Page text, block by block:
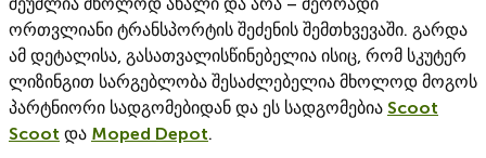
ორთვლიანი ტრანსპორტის შეძენის შემთხვევაში. გარდა
ამ დეტალისა, გასათვალისწინებელია ისიც, რომ სკუტერ
ლიზინგით სარგებლობა შესაძლებელია მხოლოდ მოგოს
პარტნიორი სადგომებიდან და ეს სადგომებია Scoot
Scoot და Moped Depot.